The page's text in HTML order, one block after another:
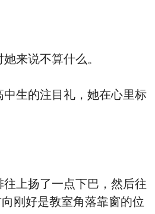
来说不算什么。
生的注目礼，她在心里标
上扬了一点下巴，然后往
刚好是教室角落靠窗的位